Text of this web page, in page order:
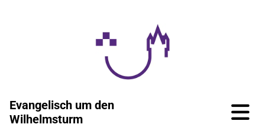
Evangelisch um den
Wilhelmsturm